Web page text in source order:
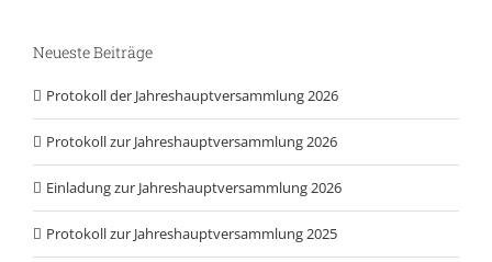
Neueste Beiträge
Protokoll der Jahreshauptversammlung 2026
Protokoll zur Jahreshauptversammlung 2026
Einladung zur Jahreshauptversammlung 2026
Protokoll zur Jahreshauptversammlung 2025